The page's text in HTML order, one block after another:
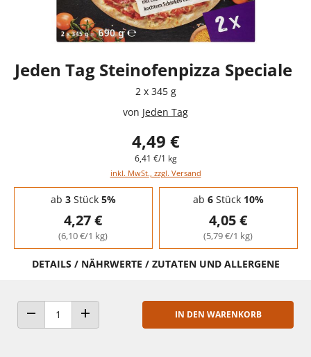
Jeden Tag Steinofenpizza Speciale
2 x 345 g
von Jeden Tag
4,49 €
6,41 €/1 kg
inkl. MwSt., zzgl. Versand
Staffelpreise - Mengenrabatt
ab 3Stück 5%
4,27 €
(6,10 €/1 kg)
ab 6Stück 10%
4,05 €
(5,79 €/1 kg)
DETAILS / NÄHRWERTE / ZUTATEN UND ALLERGENE
ANZAHL VERRINGERNANZAHL ERHÖHEN
IN DEN WARENKORB